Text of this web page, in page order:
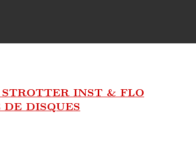
INST & FLO
DISQUES